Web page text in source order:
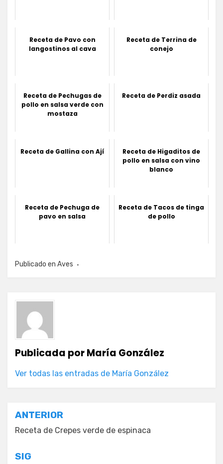
Receta de Pavo con
langostinos al cava
Receta de Terrina de
conejo
Receta de Pechugas de
pollo en salsa verde con
mostaza
Receta de Perdiz asada
Receta de Gallina con Ají
Receta de Higaditos de
pollo en salsa con vino
blanco
Receta de Pechuga de
pavo en salsa
Receta de Tacos de tinga
de pollo
Publicado en Aves
Publicada porMaría González
Ver todas las entradas de María González
Navegación
de
entradas
ANTERIOR
Receta de Crepes verde de espinaca
SIG